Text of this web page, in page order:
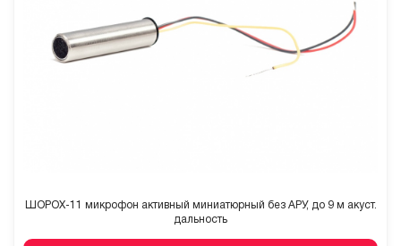
ШОРОХ-11 микрофон активный миниатюрный без АРУ, до 9 м акуст.
дальность